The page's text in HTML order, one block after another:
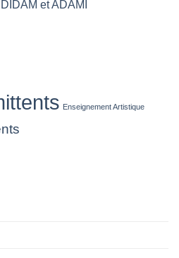
et ADAMI
Enseignement Artistique